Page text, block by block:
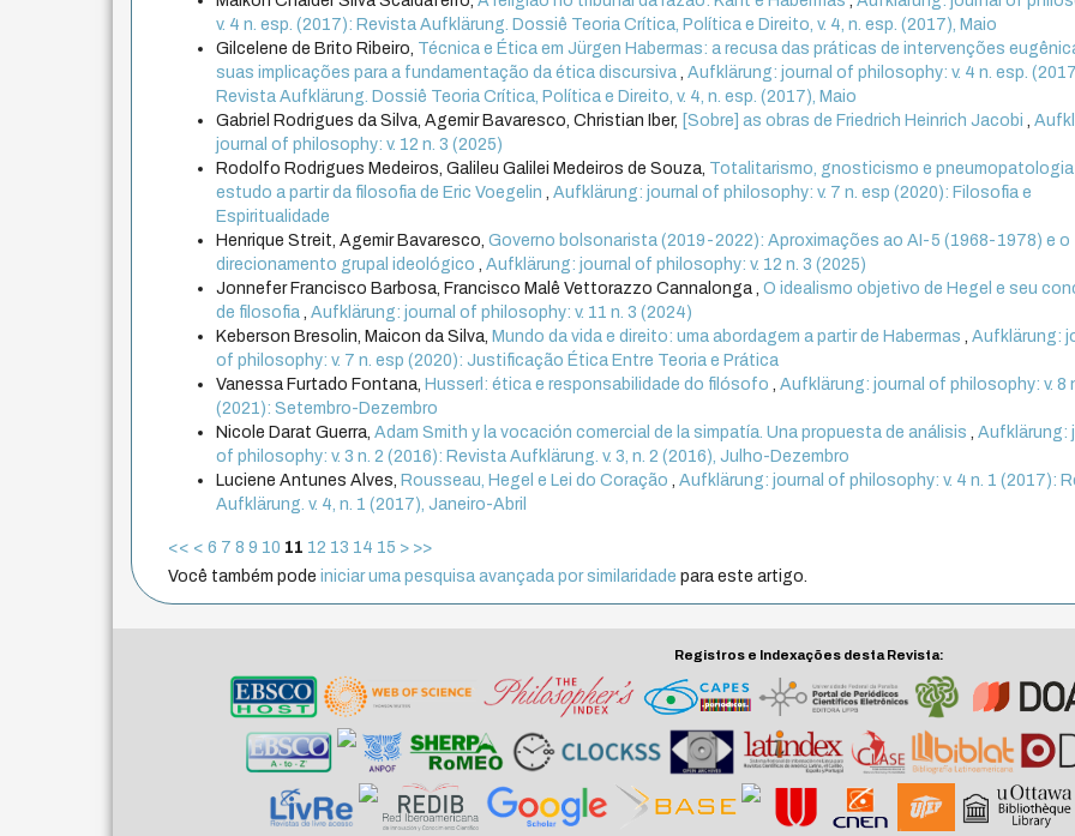
v. 4 n. esp. (2017): Revista Aufklärung. Dossiê Teoria Crítica, Política e Direito, v. 4, n. esp. (2017), Maio
Gilcelene de Brito Ribeiro, Técnica e Ética em Jürgen Habermas: a recusa das práticas de intervenções
suas implicações para a fundamentação da ética discursiva ,Aufklärung: journal of philosophy: v. 4 n. esp.
Revista Aufklärung. Dossiê Teoria Crítica, Política e Direito, v. 4, n. esp. (2017), Maio
Gabriel Rodrigues da Silva, Agemir Bavaresco, Christian Iber, [Sobre] as obras de Friedrich Heinrich Jacobi ,
journal of philosophy: v. 12 n. 3 (2025)
Rodolfo Rodrigues Medeiros, Galileu Galilei Medeiros de Souza, Totalitarismo, gnosticismo e
estudo a partir da filosofia de Eric Voegelin
,Aufklärung: journal of philosophy: v. 7 n. esp (2020): Filosofia e
Espiritualidade
Henrique Streit, Agemir Bavaresco,Governo bolsonarista (2019-2022): Aproximações ao AI-5 (1968-1978) e o
direcionamento grupal ideológico
,Aufklärung: journal of philosophy: v. 12 n. 3 (2025)
Jonnefer Francisco Barbosa, Francisco Malê Vettorazzo Cannalonga ,O idealismo objetivo de Hegel e seu
de filosofia ,Aufklärung: journal of philosophy: v. 11 n. 3 (2024)
Keberson Bresolin, Maicon da Silva, Mundo da vida e direito: uma abordagem a partir de Habermas ,Aufklärung:
of philosophy: v. 7 n. esp (2020): Justificação Ética Entre Teoria e Prática
Vanessa Furtado Fontana, Husserl: ética e responsabilidade do filósofo ,Aufklärung: journal of philosophy: v. 8
(2021): Setembro-Dezembro
Nicole Darat Guerra,Adam Smith y la vocación comercial de la simpatía. Una propuesta de análisis ,Aufklärung:
of philosophy: v. 3 n. 2 (2016): Revista Aufklärung. v. 3, n. 2 (2016), Julho-Dezembro
Luciene Antunes Alves, Rousseau, Hegel e Lei do Coração ,Aufklärung: journal of philosophy: v. 4 n. 1 (2017):
Aufklärung. v. 4, n. 1 (2017), Janeiro-Abril
<< < 6 7 8 9 10 11 12 13 14 15 > >>
Você também podeiniciar uma pesquisa avançada por similaridade para este artigo.
Registros e Indexações desta Revista: